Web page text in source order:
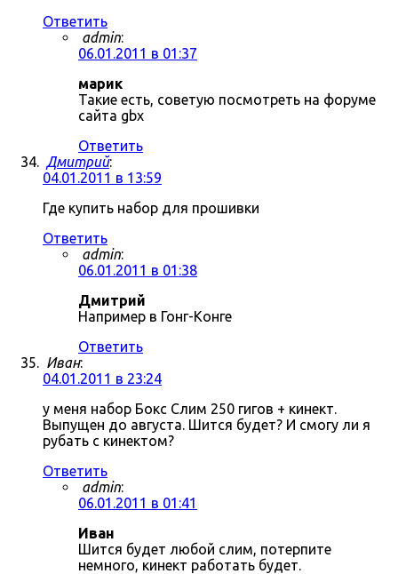
Ответить
admin:
06.01.2011 в 01:37
марик
Такие есть, советую посмотреть на форуме
сайта gbx
Ответить
Дмитрий:
04.01.2011 в 13:59
Где купить набор для прошивки
Ответить
admin:
06.01.2011 в 01:38
Дмитрий
Например в Гонг-Конге
Ответить
Иван:
04.01.2011 в 23:24
у меня набор Бокс Слим 250 гигов + кинект.
Выпущен до августа. Шится будет? И смогу ли я
рубать с кинектом?
Ответить
admin:
06.01.2011 в 01:41
Иван
Шится будет любой слим, потерпите
немного, кинект работать будет.